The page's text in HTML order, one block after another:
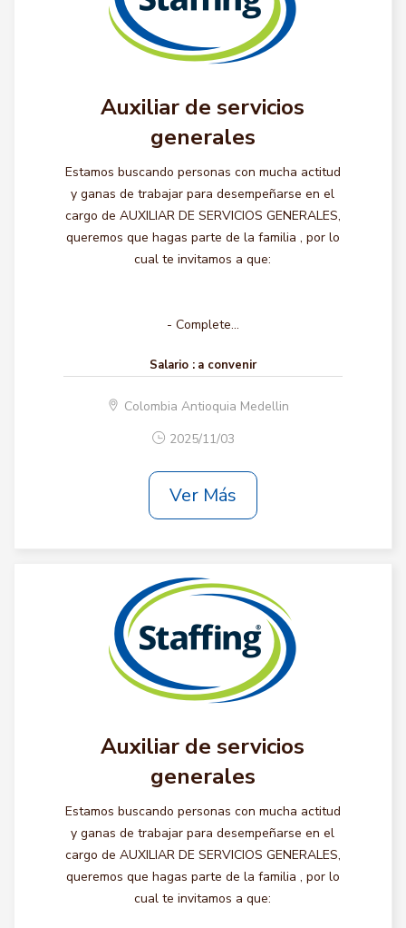
Auxiliar de servicios
generales
Estamos buscando personas con mucha actitud
y ganas de trabajar para desempeñarse en el
cargo de AUXILIAR DE SERVICIOS GENERALES,
queremos que hagas parte de la familia , por lo
cual te invitamos a que:
- Complete...
Salario : a convenir
Colombia Antioquia Medellin
2025/11/03
Ver Más
Auxiliar de servicios
generales
Estamos buscando personas con mucha actitud
y ganas de trabajar para desempeñarse en el
cargo de AUXILIAR DE SERVICIOS GENERALES,
queremos que hagas parte de la familia , por lo
cual te invitamos a que: